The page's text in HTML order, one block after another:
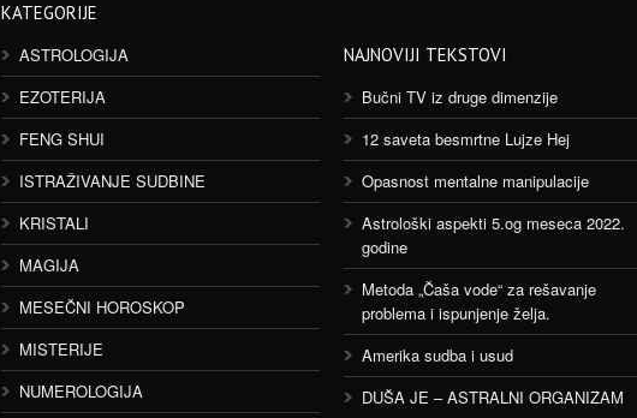
KATEGORIJE
ASTROLOGIJA
EZOTERIJA
FENG SHUI
ISTRAŽIVANJE SUDBINE
KRISTALI
MAGIJA
MESEČNI HOROSKOP
MISTERIJE
NUMEROLOGIJA
NAJNOVIJI TEKSTOVI
Bučni TV iz druge dimenzije
12 saveta besmrtne Lujze Hej
Opasnost mentalne manipulacije
Astrološki aspekti 5.og meseca 2022.
godine
Metoda „Čaša vode“ za rešavanje
problema i ispunjenje želja.
Amerika sudba i usud
DUŠA JE – ASTRALNI ORGANIZAM